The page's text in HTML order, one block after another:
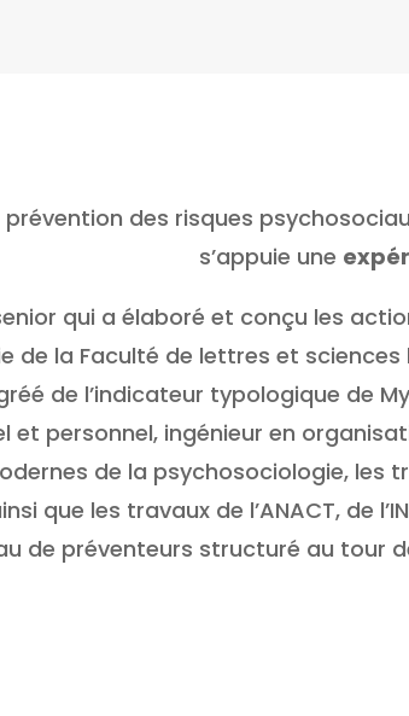
des risques
s’appuie une
qui a élaboré et conçu les
de la Faculté de lettres et sciences
de l’indicateur typologique de
et personnel, ingénieur en
de la psychosociologie,
que les travaux de l’ANACT, de
de préventeurs structuré au tour de